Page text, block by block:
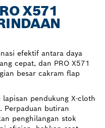
X571
efektif antara daya
cepat, dan PRO X571
besar cakram flap
pendukung X-cloth
Perpaduan butiran
penghilangan stok